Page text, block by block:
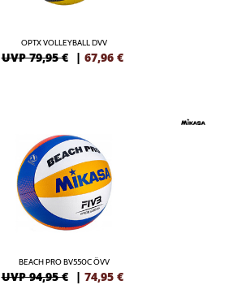
OPTX VOLLEYBALL DVV
UVP 79,95 € | 67,96 €
BEACH PRO BV550C ÖVV
UVP 94,95 € | 74,95 €